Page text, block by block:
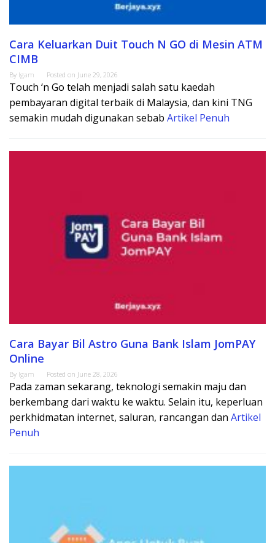
Cara Keluarkan Duit Touch N GO di Mesin ATM
CIMB
By Igam Posted on June 29, 2026
Touch ‘n Go telah menjadi salah satu kaedah
pembayaran digital terbaik di Malaysia, dan kini TNG
semakin mudah digunakan sebab Artikel Penuh
Cara Bayar Bil Astro Guna Bank Islam JomPAY
Online
By Igam Posted on June 28, 2026
Pada zaman sekarang, teknologi semakin maju dan
berkembang dari waktu ke waktu. Selain itu, keperluan
perkhidmatan internet, saluran, rancangan dan Artikel
Penuh